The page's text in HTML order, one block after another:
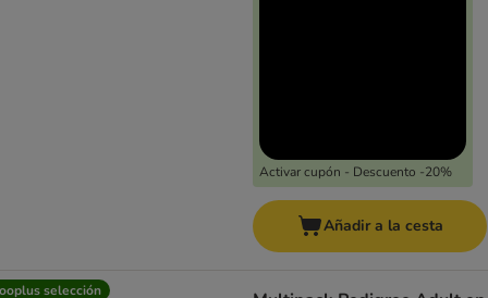
Activar cupón - Descuento -20%
Añadir a la cesta
selección